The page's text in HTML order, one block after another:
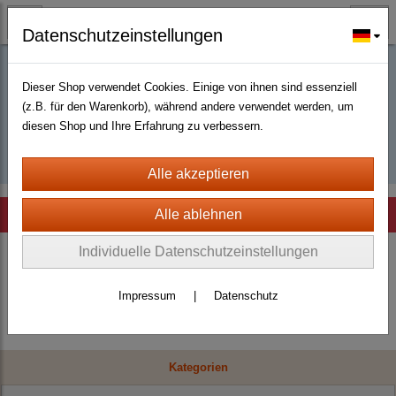
Buy D2R items | Diablo 2 Resurrected |
D2km
Kategorien
Datenschutzeinstellungen
Dieser Shop verwendet Cookies. Einige von ihnen sind essenziell
(z.B. für den Warenkorb), während andere verwendet werden, um
diesen Shop und Ihre Erfahrung zu verbessern.
Individuelle Datenschutzeinstellungen
Impressum Datenschutz